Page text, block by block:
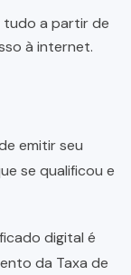
tudo a partir de
à internet.
emitir seu
se qualificou e
digital é
da Taxa de